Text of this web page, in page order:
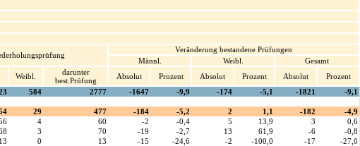
Veränderung bestandene Prüfungen
Männl.
Weibl.
Gesamt
Weibl.
darunter
best.Prüfung
Absolut Prozent Absolut Prozent Absolut
Prozent
584 2777 -1647 -9,9 -174 -5,1 -1821 -9,1
29 477 -184 -5,2 2 1,1 -182
-4,9
4 60 -2 -0,4 5 13,9 3
0,6
3 70 -19 -2,7 13 61,9 -6
-0,8
13 0 13 -15 -24,6 -2 -100,0 -17
-27,0